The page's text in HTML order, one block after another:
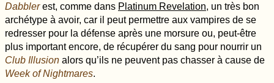
Dabblerest, comme dans Platinum Revelation, un très bon
archétype à avoir, car il peut permettre aux vampires de se
redresser pour la défense après une morsure ou, peut-être
plus important encore, de récupérer du sang pour nourrir un
Club Illusion alors qu’ils ne peuvent pas chasser à cause de
Week of Nightmares.